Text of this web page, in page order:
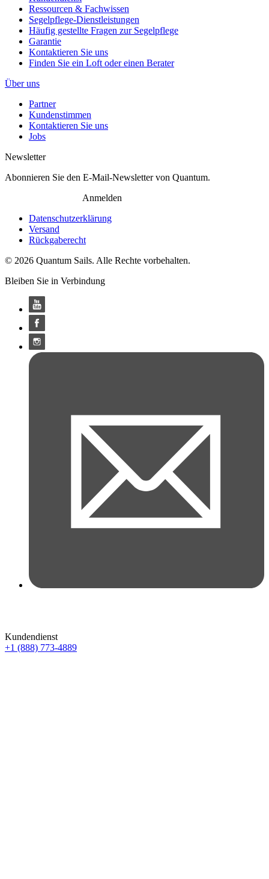
Ressourcen & Fachwissen
Segelpflege-Dienstleistungen
Häufig gestellte Fragen zur Segelpflege
Garantie
Kontaktieren Sie uns
Finden Sie ein Loft oder einen Berater
Über uns
Partner
Kundenstimmen
Kontaktieren Sie uns
Jobs
Newsletter
Abonnieren Sie den E-Mail-Newsletter von Quantum.
Anmelden
Datenschutzerklärung
Versand
Rückgaberecht
© 2026 Quantum Sails. Alle Rechte vorbehalten.
Bleiben Sie in Verbindung
Kundendienst
+1 (888) 773-4889